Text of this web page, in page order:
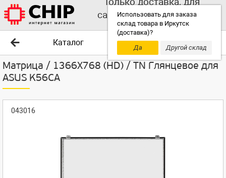
Использовать для заказа
склад товара в Иркутск
(доставка)?
Да
Другой склад
самовывоза выбирайте
другой склад!
Каталог
Матрица / 1366X768 (HD) / TN Глянцевое для
ASUS K56CA
043016